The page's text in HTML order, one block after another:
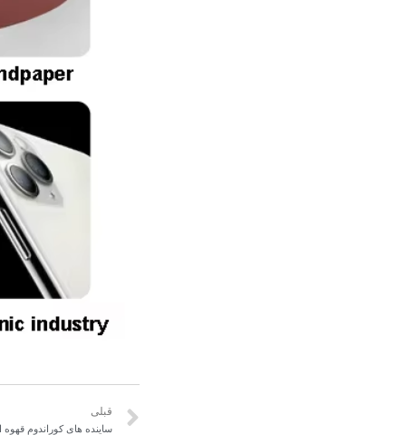
قبلی
ساینده های کوراندوم قهوه